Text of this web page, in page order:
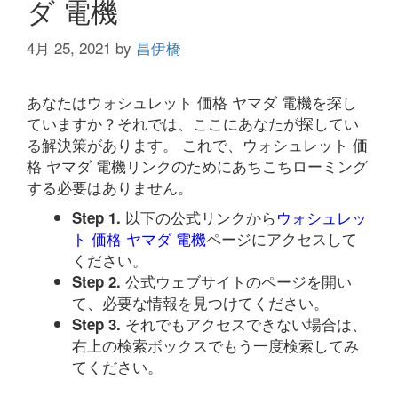
ダ 電機
4月 25, 2021 by 昌伊橋
あなたはウォシュレット 価格 ヤマダ 電機を探し
ていますか？それでは、ここにあなたが探してい
る解決策があります。 これで、ウォシュレット 価
格 ヤマダ 電機リンクのためにあちこちローミング
する必要はありません。
Step 1. 以下の公式リンクからウォシュレッ
ト 価格 ヤマダ 電機ページにアクセスして
ください。
Step 2. 公式ウェブサイトのページを開い
て、必要な情報を見つけてください。
Step 3. それでもアクセスできない場合は、
右上の検索ボックスでもう一度検索してみ
てください。